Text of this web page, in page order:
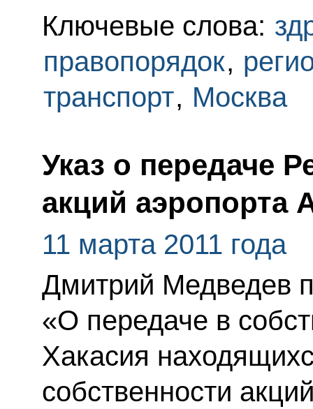
Ключевые слова:
правопорядок,
транспорт, Москва
Указ о передаче
акций аэропорта
11 марта 2011 года
Дмитрий Медведев
«О передаче в
Хакасия
собственности